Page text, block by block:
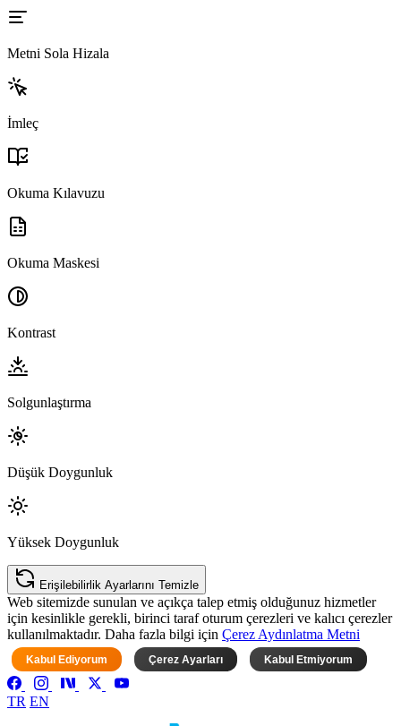
Metni Sola Hizala
İmleç
Okuma Kılavuzu
Okuma Maskesi
Kontrast
Solgunlaştırma
Düşük Doygunluk
Yüksek Doygunluk
Erişilebilirlik Ayarlarını Temizle
Web sitemizde sunulan ve açıkça talep etmiş olduğunuz hizmetler
için kesinlikle gerekli, birinci taraf oturum çerezleri ve kalıcı çerezler
kullanılmaktadır. Daha fazla bilgi için Çerez Aydınlatma Metni
Kabul Ediyorum Çerez Ayarları Kabul Etmiyorum
TR EN